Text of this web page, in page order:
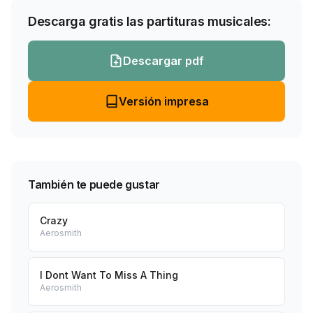
Descarga gratis las partituras musicales:
Descargar pdf
Versión impresa
También te puede gustar
Crazy
Aerosmith
I Dont Want To Miss A Thing
Aerosmith